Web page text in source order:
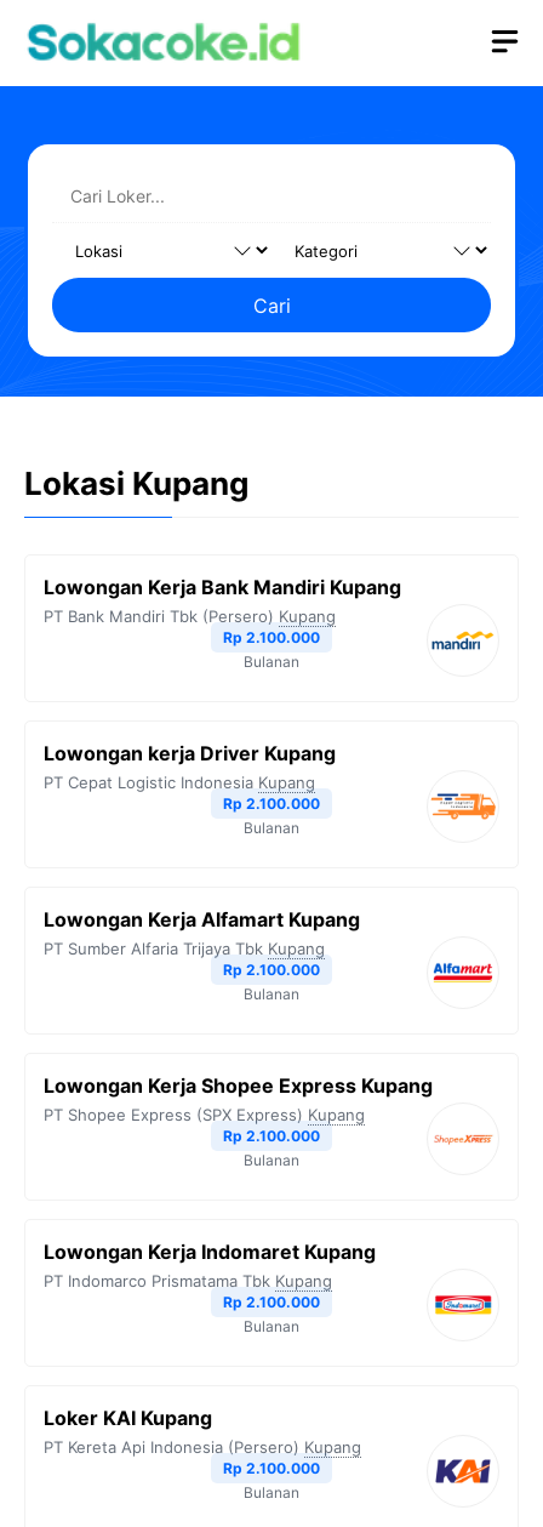
Cari
Lokasi Kupang
Lowongan Kerja Bank Mandiri Kupang
PT Bank Mandiri Tbk (Persero) Kupang
Rp 2.100.000
Bulanan
Lowongan kerja Driver Kupang
PT Cepat Logistic Indonesia Kupang
Rp 2.100.000
Bulanan
Lowongan Kerja Alfamart Kupang
PT Sumber Alfaria Trijaya Tbk Kupang
Rp 2.100.000
Bulanan
Lowongan Kerja Shopee Express Kupang
PT Shopee Express (SPX Express) Kupang
Rp 2.100.000
Bulanan
Lowongan Kerja Indomaret Kupang
PT Indomarco Prismatama Tbk Kupang
Rp 2.100.000
Bulanan
Loker KAI Kupang
PT Kereta Api Indonesia (Persero) Kupang
Rp 2.100.000
Bulanan